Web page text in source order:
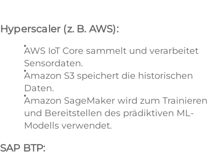
Hyperscaler (z. B. AWS):
AWS IoT Core sammelt und verarbeitet
Sensordaten.
Amazon S3 speichert die historischen
Daten.
Amazon SageMaker wird zum Trainieren
und Bereitstellen des prädiktiven ML-
Modells verwendet.
SAP BTP: